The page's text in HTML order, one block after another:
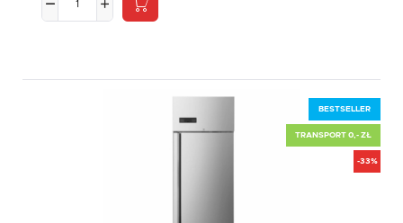
BESTSELLER
TRANSPORT 0,- ZŁ
-33%